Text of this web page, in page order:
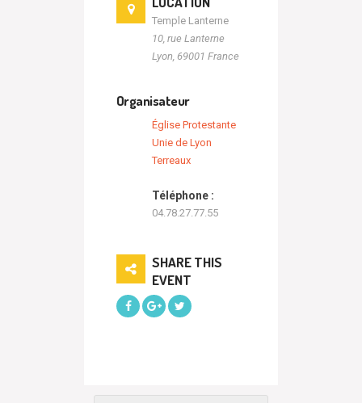
Temple Lanterne
10, rue Lanterne
Lyon 69001 France
Organisateur
Église Protestante
Unie de Lyon
Terreaux
Téléphone :
04.78.27.77.55
SHARE THIS
EVENT